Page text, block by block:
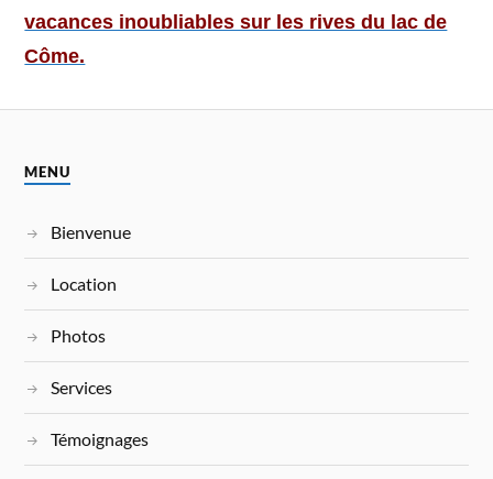
vacances inoubliables sur les rives du lac de
Côme.
MENU
Bienvenue
Location
Photos
Services
Témoignages